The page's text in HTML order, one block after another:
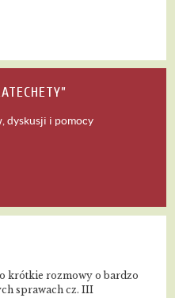
dyskusji i pomocy
krótkie rozmowy o bardzo
sprawach cz. III